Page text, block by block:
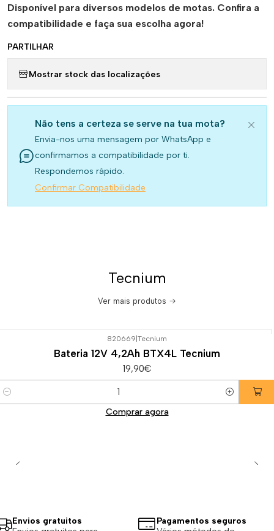
Disponível para diversos modelos de motas. Confira a
compatibilidade e faça sua escolha agora!
PARTILHAR
Mostrar stock das localizações
Não tens a certeza se serve na tua mota?
Envia-nos uma mensagem por WhatsApp e
confirmamos a compatibilidade por ti.
Respondemos rápido.
Confirmar Compatibilidade
Tecnium
Ver mais produtos
820669 Tecnium
Bateria 12V 4,2Ah BTX4L Tecnium
19,90€
Comprar agora
Envios gratuitos
Pagamentos seguros